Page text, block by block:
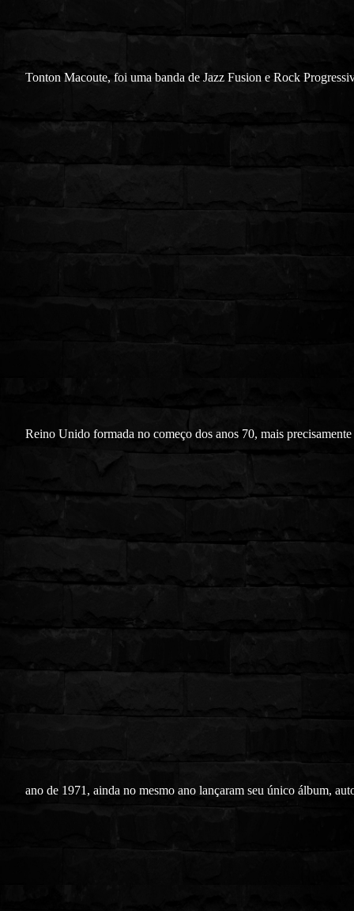
Tonton Macoute, foi uma banda de Jazz Fusion e Rock
Reino Unido formada no começo dos anos 70, mais
ano de 1971, ainda no mesmo ano lançaram seu único álbum,